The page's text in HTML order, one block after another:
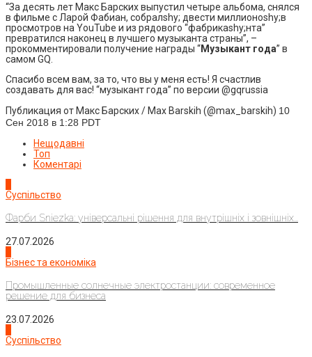
“За десять лет Макс Барских выпустил четыре альбома, снялся
в фильме с Ларой Фабиан, собралshy; двести миллионоshy;в
просмотров на YouTube и из рядового “фабрикаshy;нта”
превратился наконец в лучшего музыканта страны”, –
прокомментировали получение награды “Музыкант года” в
самом GQ.
Спасибо всем вам, за то, что вы у меня есть! Я счастлив
создавать для вас! “музыкант года” по версии @gqrussia
Публикация от Макс Барских / Max Barskih (@max_barskih) 10
Сен 2018 в 1:28 PDT
Нещодавні
Топ
Коментарі
Суспільство
Фарби Sniezka: універсальні рішення для внутрішніх і зовнішніх...
27.07.2026
Бізнес та економіка
Промышленные солнечные электростанции: современное
решение для бизнеса
23.07.2026
Суспільство